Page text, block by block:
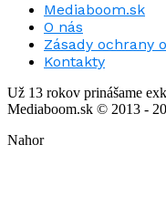
Mediaboom.sk
O nás
Zásady ochrany
Kontakty
Už 13 rokov prinášame
Mediaboom.sk © 2013 -
Nahor